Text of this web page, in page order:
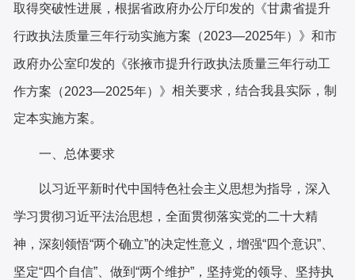
取得突破性进展，根据省政府办公厅印发的《甘肃省提升
行政执法质量三年行动实施方案（2023—2025年）》和市
政府办公室印发的《张掖市提升行政执法质量三年行动工
作方案（2023—2025年）》相关要求，结合我县实际，制
定本实施方案。
一、总体要求
以习近平新时代中国特色社会主义思想为指导，深入
学习贯彻习近平法治思想，全面贯彻落实党的二十大精
神，深刻领悟“两个确立”的决定性意义，增强“四个意识”、
坚定“四个自信”、做到“两个维护”，坚持党的领导、坚持执